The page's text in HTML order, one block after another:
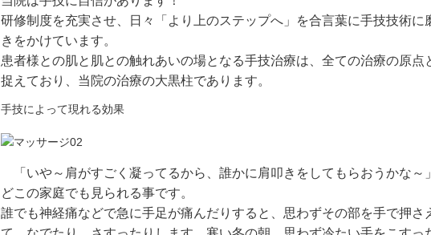
研修制度を充実させ、日々「より上のステップへ」を合言葉に手技技術に
きをかけています。
患者様との肌と肌との触れあいの場となる手技治療は、全ての治療の原点
捉えており、当院の治療の大黒柱であります。
手技によって現れる効果
「いや～肩がすごく凝ってるから、誰かに肩叩きをしてもらおうかな～
どこの家庭でも見られる事です。
誰でも神経痛などで急に手足が痛んだりすると、思わずその部を手で押さ